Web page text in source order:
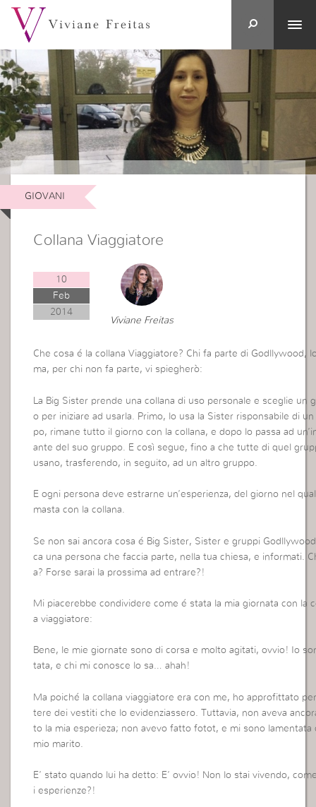
GIOVANI
Collana Viaggiatore
10
Feb
2014
Viviane Freitas
Che cosa é la collana Viaggiatore? Chi fa parte di Godllywood,
ma, per chi non fa parte, vi spiegherò:
La Big Sister prende una collana di uso personale e sceglie un
o per iniziare ad usarla. Primo, lo usa la Sister risponsabile di
po, rimane tutto il giorno con la collana, e dopo lo passa ad
ante del suo gruppo. E così segue, fino a che tutte di quel
usano, trasferendo, in seguito, ad un altro gruppo.
E ogni persona deve estrarne un’esperienza, del giorno nel
masta con la collana.
Se non sai ancora cosa é Big Sister, Sister e gruppi
ca una persona che faccia parte, nella tua chiesa, e informati.
a? Forse sarai la prossima ad entrare?!
Mi piacerebbe condividere come é stata la mia giornata con la
a viaggiatore:
Bene, le mie giornate sono di corsa e molto agitati, ovvio! Io
tata, e chi mi conosce lo sa… ahah!
Ma poiché la collana viaggiatore era con me, ho approfittato
tere dei vestiti che lo evidenziassero. Tuttavia, non aveva
to la mia esperieza; non avevo fatto fotot, e mi sono lamentata
mio marito.
E’ stato quando lui ha detto: E’ ovvio! Non lo stai vivendo,
i esperienze?!